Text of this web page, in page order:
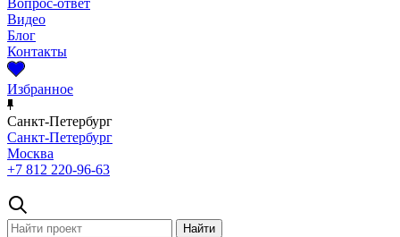
Вопрос-ответ
Видео
Блог
Контакты
Избранное
Санкт-Петербург
Санкт-Петербург
Москва
+7 812 220-96-63